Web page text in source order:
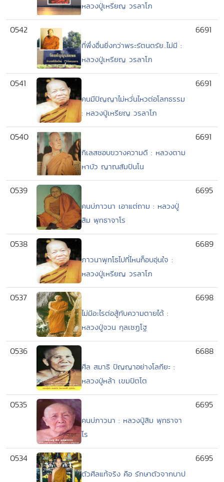
หลวงปู่เหรียญ วรลาโภ
0542
ที่พึ่งอื่นยิ่งกว่าพระรัตนตรัย..ไม่มี :
หลวงปู่เหรียญ วรลาโภ
6691
0541
คนมีปัญญาไม่หวั่นไหวต่อโลกธรรม
: หลวงปู่เหรียญ วรลาโภ
6691
0540
กิเลสชอบขวางความดี : หลวงตาม
หาบัว ญาณสัมปันโน
6691
0539
คนบ่ภาวนา เอาแต่ถาม : หลวงปู่
สิม พุทธาจาโร
6695
0538
ภาวนาพุทโธไปที่ไหนก็อบอุ่นใจ :
หลวงปู่เหรียญ วรลาโภ
6689
0537
ไม่มีอะไรต่อสู้กับความตายได้ :
หลวงปู่จวน กุลเชฏโฐ
6698
0536
ศีล สมาธิ ปัญญาอย่างโลกียะ :
หลวงปู่หล้า เขมปัตโต
6688
0535
คนบ่ภาวนา : หลวงปู่สิม พุทธาจา
โร
6695
0534
ตัวศีลแท้จริง คือ รักษาตัวจากบาป
6695